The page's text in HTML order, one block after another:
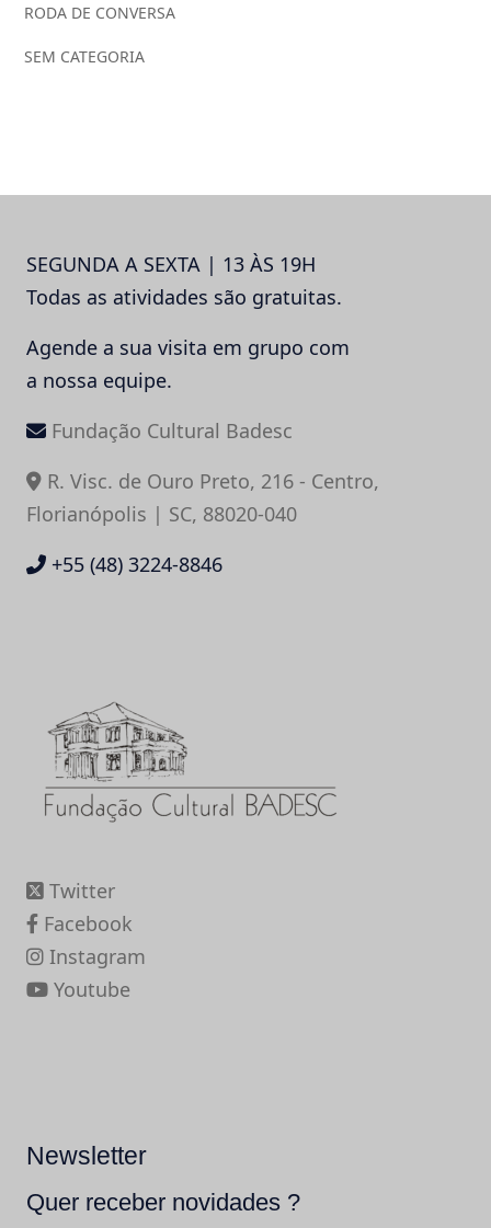
RODA DE CONVERSA
SEM CATEGORIA
SEGUNDA A SEXTA | 13 ÀS 19H
Todas as atividades são gratuitas.
Agende a sua visita em grupo com
a nossa equipe.
Fundação Cultural Badesc
R. Visc. de Ouro Preto, 216 - Centro,
Florianópolis | SC, 88020-040
+55 (48) 3224-8846
Twitter
Facebook
Instagram
Youtube
Newsletter
Quer receber novidades ?